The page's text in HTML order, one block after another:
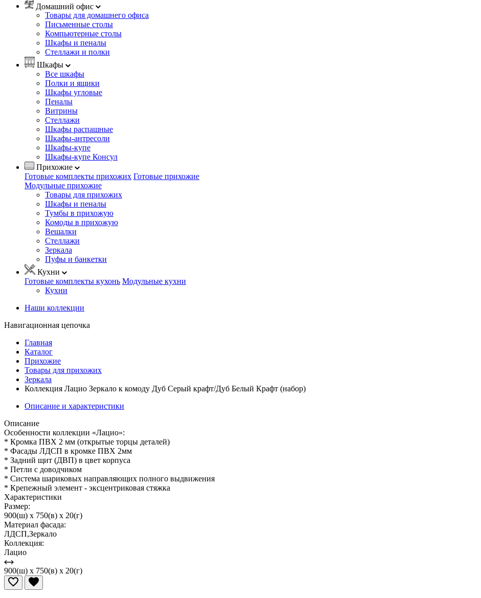
Домашний офис
Товары для домашнего офиса
Письменные столы
Компьютерные столы
Шкафы и пеналы
Стеллажи и полки
Шкафы
Все шкафы
Полки и ящики
Шкафы угловые
Пеналы
Витрины
Стеллажи
Шкафы распашные
Шкафы-антресоли
Шкафы-купе
Шкафы-купе Консул
Прихожие
Готовые комплекты прихожих Готовые прихожие
Модульные прихожие
Товары для прихожих
Шкафы и пеналы
Тумбы в прихожую
Комоды в прихожую
Вешалки
Стеллажи
Зеркала
Пуфы и банкетки
Кухни
Готовые комплекты кухонь Модульные кухни
Кухни
Наши коллекции
Навигационная цепочка
Главная
Каталог
Прихожие
Товары для прихожих
Зеркала
Коллекция Лацио Зеркало к комоду Дуб Серый крафт/Дуб Белый Крафт (набор)
Описание и характеристики
Описание
Особенности коллекции «Лацио»:
* Кромка ПВХ 2 мм (открытые торцы деталей)
* Фасады ЛДСП в кромке ПВХ 2мм
* Задний щит (ДВП) в цвет корпуса
* Петли с доводчиком
* Система шариковых направляющих полного выдвижения
* Крепежный элемент - эксцентриковая стяжка
Характеристики
Размер:
900(ш) x 750(в) x 20(г)
Материал фасада:
ЛДСП,Зеркало
Коллекция:
Лацио
900(ш) x 750(в) x 20(г)